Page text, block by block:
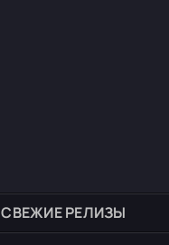
СВЕЖИЕ РЕЛИЗЫ